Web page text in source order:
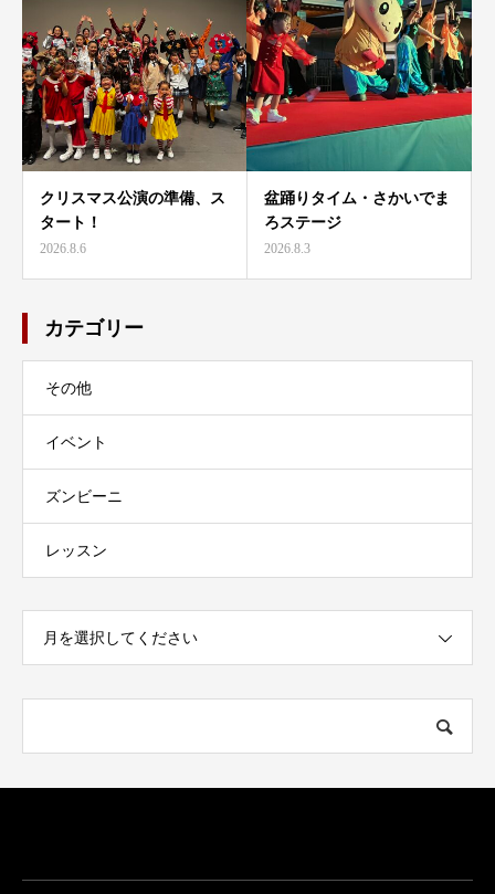
クリスマス公演の準備、ス
タート！
2026.8.6
盆踊りタイム・さかいでま
ろステージ
2026.8.3
カテゴリー
その他
イベント
ズンビーニ
レッスン
月を選択してください